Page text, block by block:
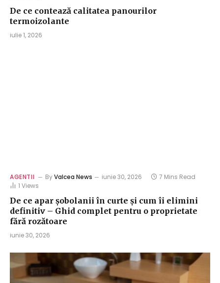
De ce contează calitatea panourilor
termoizolante
iulie 1, 2026
AGENTII ByValcea News iunie 30, 2026
7 Mins Read
1 Views
De ce apar șobolanii în curte și cum îi elimini
definitiv – Ghid complet pentru o proprietate
fără rozătoare
iunie 30, 2026